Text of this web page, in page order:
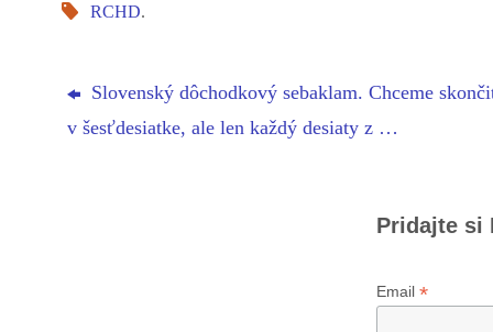
RCHD.
Slovenský dôchodkový sebaklam. Chceme
v šesťdesiatke, ale len každý desiaty z …
Pridajte si
Email *